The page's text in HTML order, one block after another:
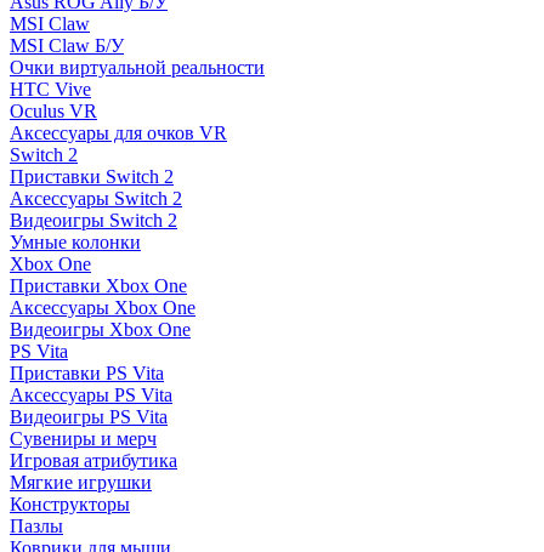
MSI Claw
MSI Claw Б/У
Очки виртуальной реальности
HTC Vive
Oculus VR
Аксессуары для очков VR
Switch 2
Приставки Switch 2
Аксессуары Switch 2
Видеоигры Switch 2
Умные колонки
Xbox One
Приставки Xbox One
Аксессуары Xbox One
Видеоигры Xbox One
PS Vita
Приставки PS Vita
Аксессуары PS Vita
Видеоигры PS Vita
Сувениры и мерч
Игровая атрибутика
Мягкие игрушки
Конструкторы
Пазлы
Коврики для мыши